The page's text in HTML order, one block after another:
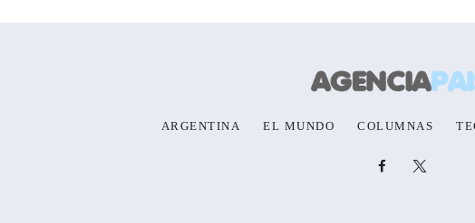
ARGENTINA EL MUNDO COLUMNAS